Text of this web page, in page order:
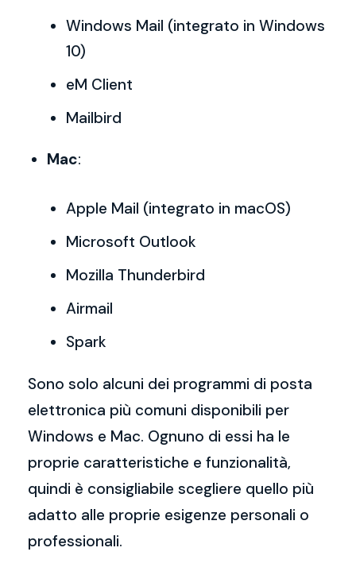
Windows Mail (integrato in Windows
10)
eM Client
Mailbird
Mac:
Apple Mail (integrato in macOS)
Microsoft Outlook
Mozilla Thunderbird
Airmail
Spark
Sono solo alcuni dei programmi di posta
elettronica più comuni disponibili per
Windows e Mac. Ognuno di essi ha le
proprie caratteristiche e funzionalità,
quindi è consigliabile scegliere quello più
adatto alle proprie esigenze personali o
professionali.